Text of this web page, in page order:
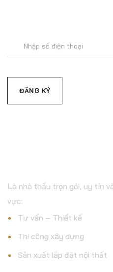
Là nhà thầu trọn gói, uy tín
vực:
Tư vấn – Thiết kế
Thi công xây dựng
Sản xuất lắp đặt nội thất